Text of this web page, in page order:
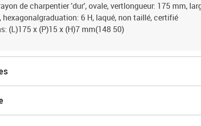
de charpentier 'dur', ovale, vertlongueur: 175 mm,
hexagonalgraduation: 6 H, laqué, non taillé, certifié
(L)175 x (P)15 x (H)7 mm(148 50)